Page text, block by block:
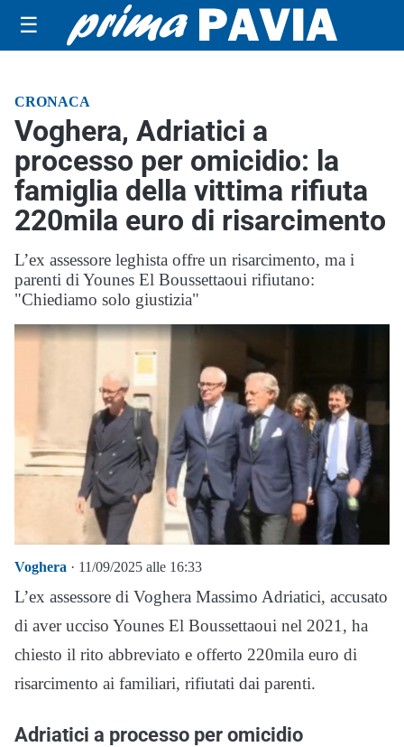
☰
CRONACA
Voghera, Adriatici a
processo per omicidio: la
famiglia della vittima rifiuta
220mila euro di risarcimento
L’ex assessore leghista offre un risarcimento, ma i
parenti di Younes El Boussettaoui rifiutano:
"Chiediamo solo giustizia"
Voghera · 11/09/2025 alle 16:33
L’ex assessore di Voghera Massimo Adriatici, accusato
di aver ucciso Younes El Boussettaoui nel 2021, ha
chiesto il rito abbreviato e offerto 220mila euro di
risarcimento ai familiari, rifiutati dai parenti.
Adriatici a processo per omicidio